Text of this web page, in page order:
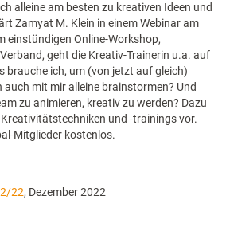
alleine am besten zu kreativen Ideen und
Zamyat M. Klein in einem Webinar am
einstündigen Online-Workshop,
geht die Kreativ-Trainerin u.a. auf
brauche ich, um (von jetzt auf gleich)
auch mit mir alleine brainstormen? Und
zu animieren, kreativ zu werden? Dazu
und -trainings vor.
Mitglieder kostenlos.
22, Dezember 2022